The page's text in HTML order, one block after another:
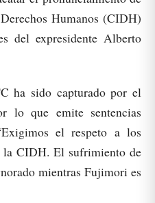
Humanos (CIDH)
del expresidente Alberto
ha sido capturado por el
lo que emite sentencias
el respeto a los
la CIDH. El sufrimiento de
mientras Fujimori es